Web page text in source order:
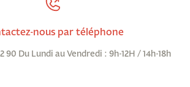
nous par téléphone
90 Du Lundi au Vendredi : 9h-12H / 14h-18h